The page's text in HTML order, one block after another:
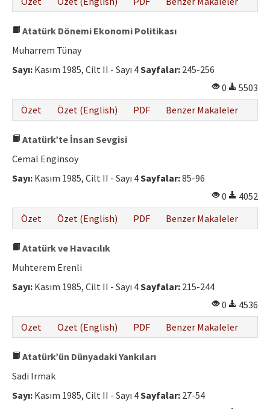
Atatürk Dönemi Ekonomi Politikası
Muharrem Tünay
Sayı: Kasım 1985, Cilt II - Sayı 4Sayfalar: 245-256
0
5503
Özet
Özet (English) PDF Benzer Makaleler
Atatürk’te İnsan Sevgisi
Cemal Enginsoy
Sayı: Kasım 1985, Cilt II - Sayı 4Sayfalar:85-96
0
4052
Özet
Özet (English) PDF Benzer Makaleler
Atatürk ve Havacılık
Muhterem Erenli
Sayı: Kasım 1985, Cilt II - Sayı 4Sayfalar: 215-244
0
4536
Özet
Özet (English) PDF Benzer Makaleler
Atatürk’ün Dünyadaki Yankıları
Sadi Irmak
Sayı: Kasım 1985, Cilt II - Sayı 4Sayfalar: 27-54